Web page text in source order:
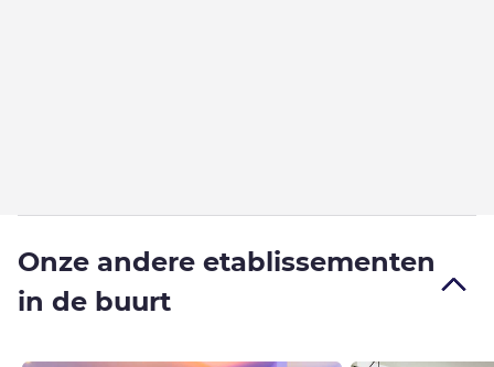
Onze andere etablissementen
in de buurt